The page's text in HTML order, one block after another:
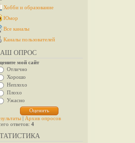
Хобби и образование
Юмор
Все каналы
Каналы пользователей
ОПРОС
мой сайт
Отлично
Хорошо
Неплохо
Плохо
Ужасно
| Архив опросов
ответов: 4